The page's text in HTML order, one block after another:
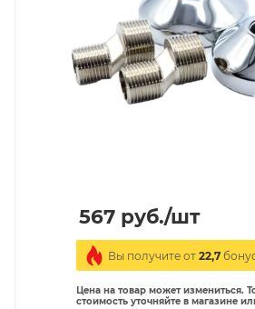
567 руб./шт
Вы получите от 22,7
Цена на товар может измениться.
стоимость уточняйте в магазине